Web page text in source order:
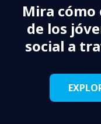
Mira
de los
social a